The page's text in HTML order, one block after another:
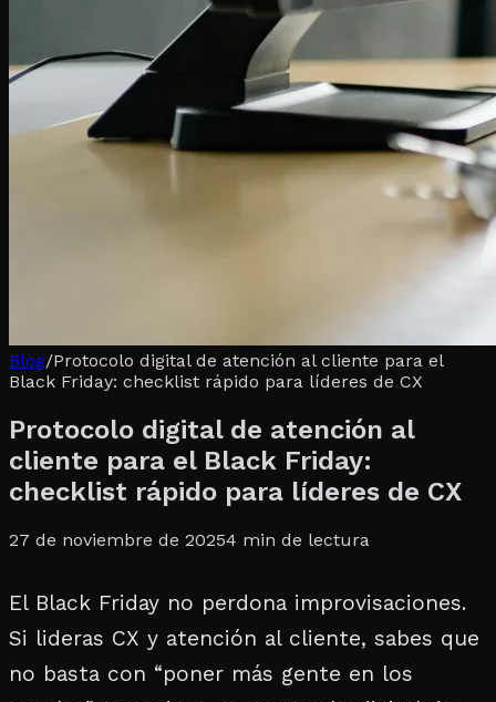
Blog/Protocolo digital de atención al cliente para el
Black Friday: checklist rápido para líderes de CX
Protocolo digital de atención al
cliente para el Black Friday:
checklist rápido para líderes de CX
27 de noviembre de 20254 min de lectura
El Black Friday no perdona improvisaciones.
Si lideras CX y atención al cliente, sabes que
no basta con “poner más gente en los